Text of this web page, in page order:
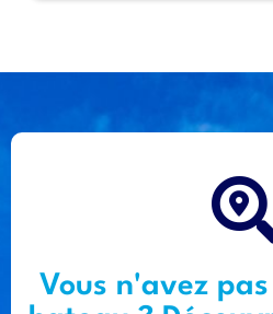
Vous n'avez